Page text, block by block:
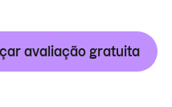
avaliação gratuita